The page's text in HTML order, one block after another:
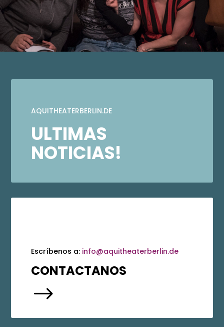
AQUITHEATERBERLIN.DE
ULTIMAS
NOTICIAS!
Escríbenos a: info@aquitheaterberlin.de
CONTACTANOS
$